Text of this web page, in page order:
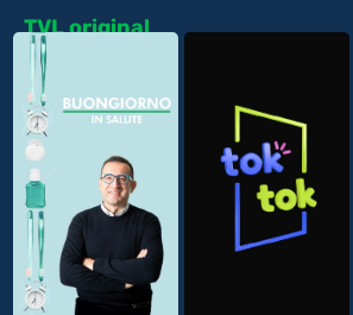
TVL original